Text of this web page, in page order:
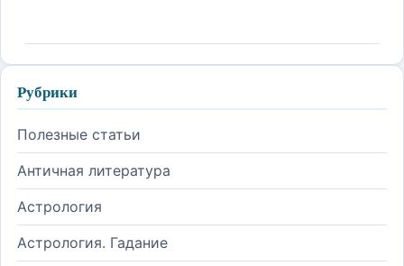
Рубрики
Полезные статьи
Античная литература
Астрология
Астрология. Гадание